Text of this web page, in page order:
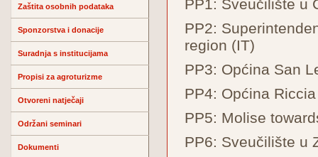
Zaštita osobnih podataka
Sponzorstva i donacije
Suradnja s institucijama
Propisi za agroturizme
Otvoreni natječaji
Održani seminari
Dokumenti
PP1: Sveučilište u
PP2:
region (IT)
PP3: Općina San
PP4: Općina
PP5: Molise
PP6: Sveučilište u